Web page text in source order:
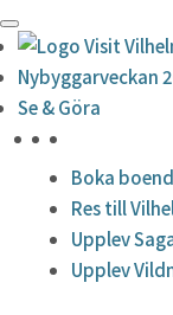
Nybyggarveckan
Se & Göra
Boka
Res till
Upplev
Upplev